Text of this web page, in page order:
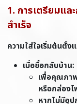
1. การเตรียมแล
สำเร็จ
ความใส่ใจเริ่มต้นตั้ง
เมื่อซื้อกลับบ้าน:
เพื่อคุณภาพ
หรือกล่อง
หากไม่มีอุ